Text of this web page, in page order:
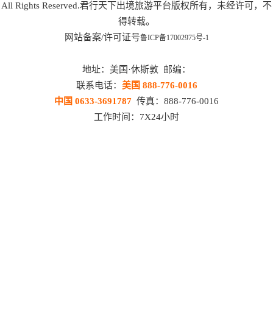
All Rights Reserved.君行天下出境旅游平台版权所有，未经许可，不
得转载。
网站备案/许可证号鲁ICP备17002975号-1
地址：美国·休斯敦 邮编：
联系电话： 美国 888-776-0016
中国 0633-3691787 传真：888-776-0016
工作时间：7X24小时